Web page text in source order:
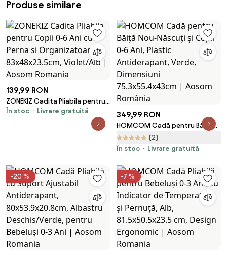
Produse similare
139,99 RON
ZONEKIZ Cadita Pliabila pentru
Copii 0-6 Ani cu Perna si
Organizatoare, 83x48x23.5cm,
Violet/Alb | Aosom Romania
În stoc Livrare gratuită 349,99 RON
HOMCOM Cadă pentru Băiță
Nou-Născuți și Copii 0-6 Ani,
Plastic Antiderapant, Verde,
Aosom România
(2)
În stoc
Livrare gratuită
-20 % -7 %